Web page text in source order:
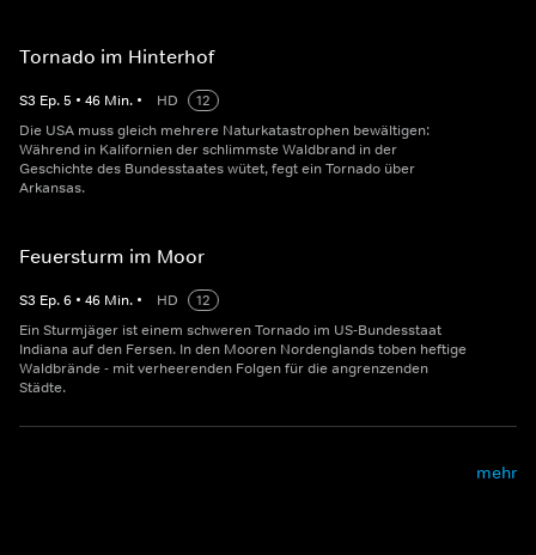
Tornado im Hinterhof
S3 Ep.5 • 46 Min. • HD
12
Die USA muss gleich mehrere Naturkatastrophen bewältigen:
Während in Kalifornien der schlimmste Waldbrand in der
Geschichte des Bundesstaates wütet, fegt ein Tornado über
Arkansas.
Feuersturm im Moor
S3 Ep.6 • 46 Min. • HD
12
Ein Sturmjäger ist einem schweren Tornado im US-Bundesstaat
Indiana auf den Fersen. In den Mooren Nordenglands toben heftige
Waldbrände - mit verheerenden Folgen für die angrenzenden
Städte.
mehr